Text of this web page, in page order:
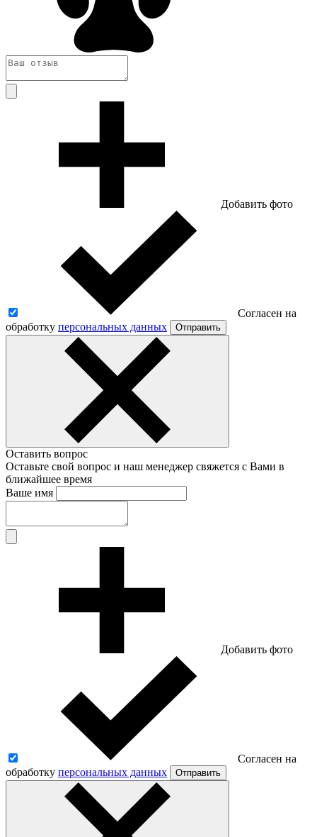
Добавить фото
Согласен на
обработку персональных данных Отправить
Оставить вопрос
Оставьте свой вопрос и наш менеджер свяжется с Вами в
ближайшее время
Ваше имя
Добавить фото
Согласен на
обработку персональных данных Отправить